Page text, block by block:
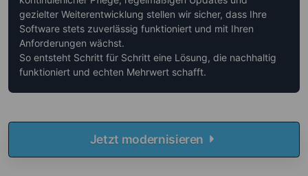
gezielter Weiterentwicklung stellen wir sicher, dass Ihre
Software stets zuverlässig funktioniert und mit Ihren
Anforderungen wächst.
So entsteht Schritt für Schritt eine Lösung, die nachhaltig
funktioniert und echten Mehrwert schafft.
Jetzt modernisieren